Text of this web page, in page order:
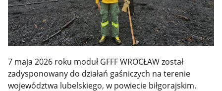
7 maja 2026 roku moduł GFFF WROCŁAW został
zadysponowany do działań gaśniczych na terenie
województwa lubelskiego, w powiecie biłgorajskim.